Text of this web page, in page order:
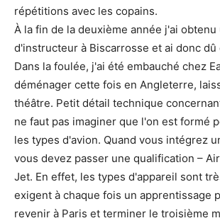
répétitions avec les copains.
À la fin de la deuxième année j'ai obtenu
d'instructeur à Biscarrosse et ai donc dû
Dans la foulée, j'ai été embauché chez
déménager cette fois en Angleterre,
théâtre. Petit détail technique
ne faut pas imaginer que l'on est formé
les types d'avion. Quand vous intégrez
vous devez passer une qualification –
Jet. En effet, les types d'appareil sont
exigent à chaque fois un apprentissage
revenir à Paris et terminer le troisième